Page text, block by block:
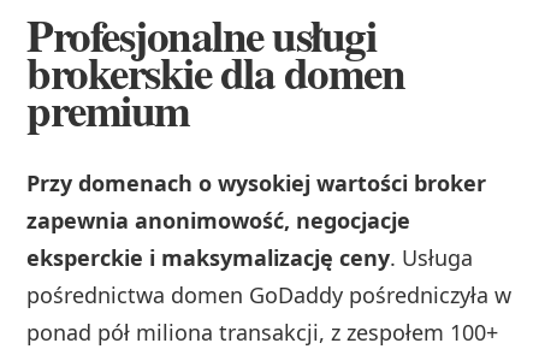
Profesjonalne usługi
brokerskie dla domen
premium
Przy domenach o wysokiej wartości broker
zapewnia anonimowość, negocjacje
eksperckie i maksymalizację ceny. Usługa
pośrednictwa domen GoDaddy pośredniczyła w
ponad pół miliona transakcji, z zespołem 100+